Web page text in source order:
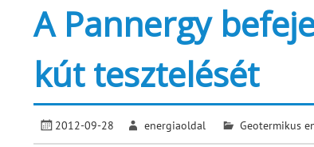
A Pannergy
kút tesztelését
2012-09-28 energiaoldal Geotermikus